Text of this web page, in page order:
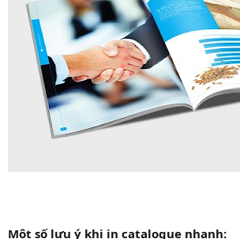
Một số lưu ý khi in catalogue nhanh: